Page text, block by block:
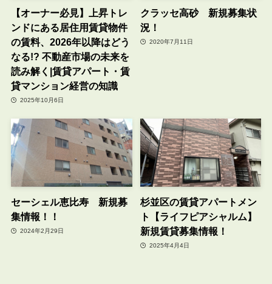
【オーナー必見】上昇トレ
ンドにある居住用賃貸物件
の賃料、2026年以降はどう
なる!? 不動産市場の未来を
読み解く|賃貸アパート・賃
貸マンション経営の知識
2025年10月6日
クラッセ高砂 新規募集状
況！
2020年7月11日
セーシェル恵比寿 新規募
集情報！！
2024年2月29日
杉並区の賃貸アパートメン
ト【ライフピアシャルム】
新規賃貸募集情報！
2025年4月4日